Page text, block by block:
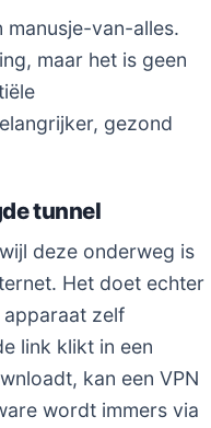
manusje-van-alles.
maar het is geen
gezond
tunnel
deze onderweg is
Het doet echter
zelf
link klikt in een
kan een VPN
wordt immers via